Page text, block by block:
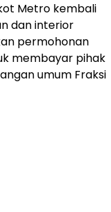
Metro kembali
dan interior
permohonan
membayar pihak
umum Fraksi